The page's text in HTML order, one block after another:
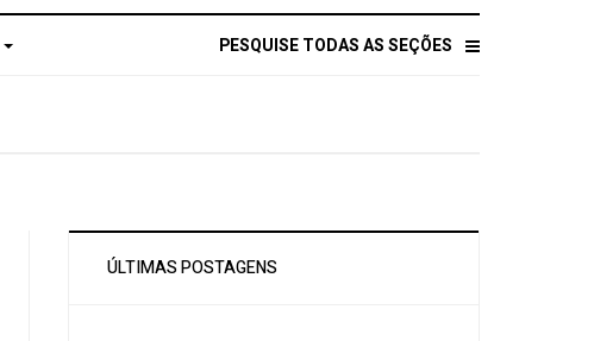
PESQUISE TODAS AS SEÇÕES
ÚLTIMAS POSTAGENS